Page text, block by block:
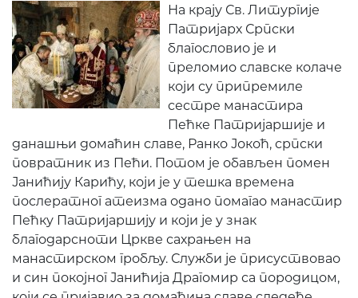
На крају Св. Литургије
Патријарх Српски
благословио је и
преломио славске колаче
који су припремиле
сестре манастира
Пећке Патријаршије и
данашњи домаћин славе, Ранко Јокоћ, српски
повратник из Пећи. Потом је обављен помен
Јанићију Карићу, који је у тешка времена
послератног атеизма одано помагао манастир
Пећку Патријаршију и који је у знак
благодарсноти Цркве сахрањен на
манастирском гробљу. Служби је присуствовао
и син покојног Јанићија Драгомир са породицом,